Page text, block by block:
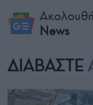
News
ΔΙΑΒΑΣΤΕ